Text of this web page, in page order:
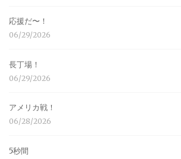
応援だ〜！
06/29/2026
長丁場！
06/29/2026
アメリカ戦！
06/28/2026
5秒間